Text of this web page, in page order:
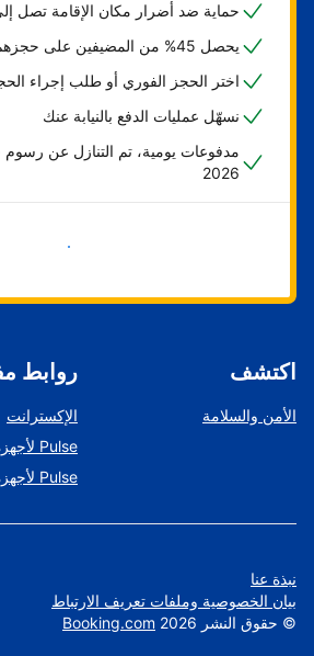
حماية ضد أضرار مكان الإقامة تصل إلى
يحصل 45% من المضيفين على حجزهم الأول خلال أسبوع
اختر الحجز الفوري أو طلب إجراء
نسهّل عمليات الدفع بالنيابة عنك
مدفوعات يومية، تم التنازل عن رسوم
2026
ابدأ الآن
اكتشف
الأمن والسلامة
روابط
الإكسترانت
Pulse لأجهزة Android
Pulse لأجهزة iOS
نبذة عنا
بيان الخصوصية وملفات تعريف الارتباط
© حقوق النشر Booking.com 2026